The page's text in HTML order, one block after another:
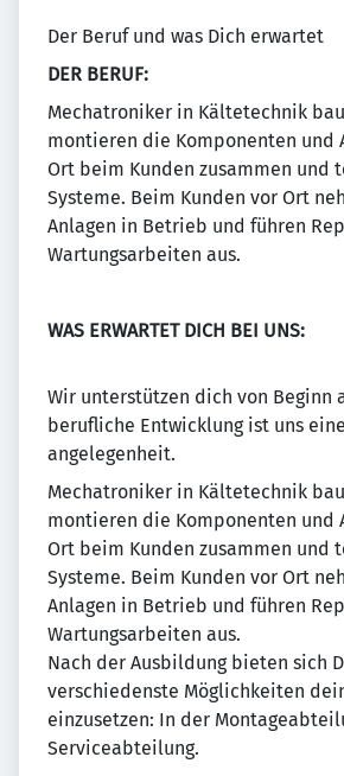
Der Beruf und was Dich erwartet
DER BERUF:
Mechatroniker in Kältetechnik
montieren die Komponenten und
Ort beim Kunden zusammen und
Systeme. Beim Kunden vor Ort
Anlagen in Betrieb und führen
Wartungsarbeiten aus.
WAS ERWARTET DICH BEI UNS:
Wir unterstützen dich von Beginn
berufliche Entwicklung ist uns
angelegenheit.
Mechatroniker in Kältetechnik
montieren die Komponenten und
Ort beim Kunden zusammen und
Systeme. Beim Kunden vor Ort
Anlagen in Betrieb und führen
Wartungsarbeiten aus.
Nach der Ausbildung bieten sich
verschiedenste Möglichkeiten
einzusetzen: In der
Serviceabteilung.